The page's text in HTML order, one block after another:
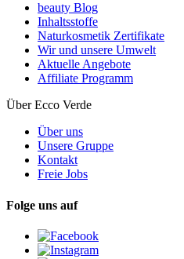
beauty Blog
Inhaltsstoffe
Naturkosmetik Zertifikate
Wir und unsere Umwelt
Aktuelle Angebote
Affiliate Programm
Über Ecco Verde
Über uns
Unsere Gruppe
Kontakt
Freie Jobs
Folge uns auf